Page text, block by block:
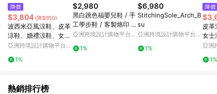
降價
$3,804 (降$950)
波西米亞風涼鞋、皮革
涼鞋、婚禮涼鞋、女士
涼鞋、紫色涼鞋
亞洲跨境設計購物平台
1%
$2,980
黑白跳色福嬰兒鞋 / 手
工學步鞋 / 客製烙印 /
訂製 / 禮物
亞洲跨境設計購物平台
1%
$6,980
StitchingSole_Arch_B
su
亞洲跨境設計購物平台
1%
降價
皮
女士
夏季
亞洲
1%
熱銷排行榜